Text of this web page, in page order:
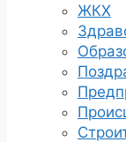
ЖКХ